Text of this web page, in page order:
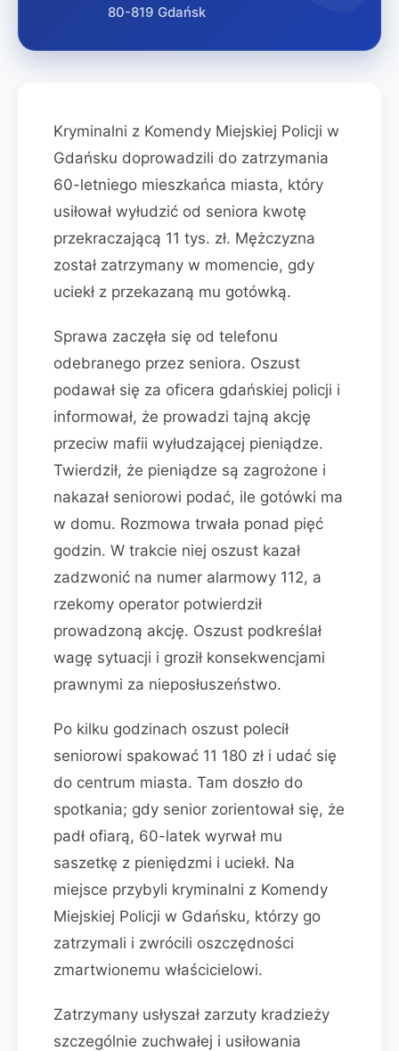
80-819 Gdańsk
Kryminalni z Komendy Miejskiej Policji w
Gdańsku doprowadzili do zatrzymania
60-letniego mieszkańca miasta, który
usiłował wyłudzić od seniora kwotę
przekraczającą 11 tys. zł. Mężczyzna
został zatrzymany w momencie, gdy
uciekł z przekazaną mu gotówką.
Sprawa zaczęła się od telefonu
odebranego przez seniora. Oszust
podawał się za oficera gdańskiej policji i
informował, że prowadzi tajną akcję
przeciw mafii wyłudzającej pieniądze.
Twierdził, że pieniądze są zagrożone i
nakazał seniorowi podać, ile gotówki ma
w domu. Rozmowa trwała ponad pięć
godzin. W trakcie niej oszust kazał
zadzwonić na numer alarmowy 112, a
rzekomy operator potwierdził
prowadzoną akcję. Oszust podkreślał
wagę sytuacji i groził konsekwencjami
prawnymi za nieposłuszeństwo.
Po kilku godzinach oszust polecił
seniorowi spakować 11 180 zł i udać się
do centrum miasta. Tam doszło do
spotkania; gdy senior zorientował się, że
padł ofiarą, 60-latek wyrwał mu
saszetkę z pieniędzmi i uciekł. Na
miejsce przybyli kryminalni z Komendy
Miejskiej Policji w Gdańsku, którzy go
zatrzymali i zwrócili oszczędności
zmartwionemu właścicielowi.
Zatrzymany usłyszał zarzuty kradzieży
szczególnie zuchwałej i usiłowania